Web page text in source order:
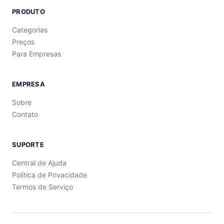
PRODUTO
Categorias
Preços
Para Empresas
EMPRESA
Sobre
Contato
SUPORTE
Central de Ajuda
Política de Privacidade
Termos de Serviço